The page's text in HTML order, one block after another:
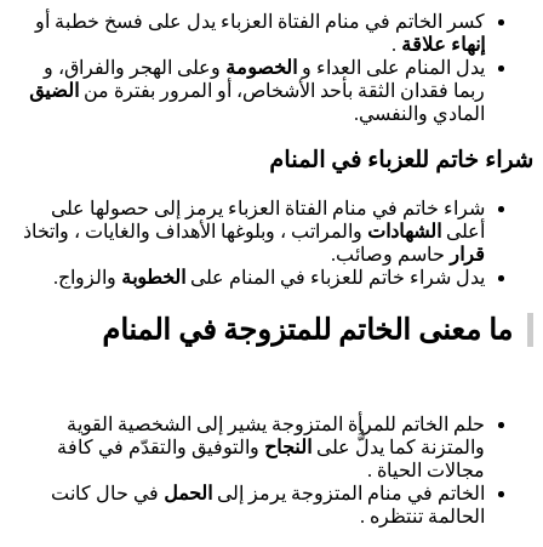
كسر الخاتم في منام الفتاة العزباء يدل على فسخ خطبة أو
إنهاء علاقة .
يدل المنام على العداء و الخصومة وعلى الهجر والفراق، و
ربما فقدان الثقة بأحد الأشخاص، أو المرور بفترة من الضيق
المادي والنفسي.
شراء خاتم للعزباء في المنام
شراء خاتم في منام الفتاة العزباء يرمز إلى حصولها على
أعلى الشهادات والمراتب ، وبلوغها الأهداف والغايات ، واتخاذ
قرار حاسم وصائب.
يدل شراء خاتم للعزباء في المنام على الخطوبة والزواج.
ما معنى الخاتم للمتزوجة في المنام
حلم الخاتم للمرأة المتزوجة يشير إلى الشخصية القوية
والمتزنة كما يدلُّ على النجاح والتوفيق والتقدّم في كافة
مجالات الحياة .
الخاتم في منام المتزوجة يرمز إلى الحمل في حال كانت
الحالمة تنتظره .